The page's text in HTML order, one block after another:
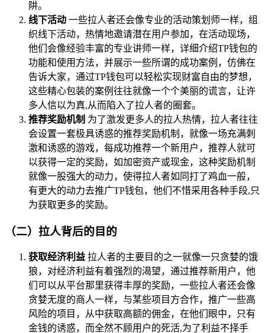
阱。
线下活动 一些拉人者还会像专业的活动策划师一样，组
织线下活动，热情地邀请潜在用户参加，在活动现场，
他们会像经验丰富的专业讲师一样，详细介绍TP钱包的
功能和使用方法，并展示一些所谓的成功案例，仿佛在
告诉大家，通过TP钱包可以轻松实现财富自由的梦想，
这些精心包装的案例往往就像一个个美丽的谎言，让许
多人信以为真,从而陷入了拉人者的圈套。
推荐奖励机制 为了激发更多人的拉人热情，拉人者往往
会设置一套极具诱惑的推荐奖励机制，就像一场充满刺
激和诱惑的游戏，每成功推荐一个新用户，推荐人就可
以获得一定的奖励，如加密资产或现金，这种奖励机制
就像一股强大的动力，使得拉人者如同打了鸡血一般，
有更大的动力去推广TP钱包，他们不惜采用各种手段,只
为获取更多的奖励。
（二）拉人背后的目的
获取经济利益 拉人者的主要目的之一就像一只贪婪的饿
狼，对经济利益有着强烈的渴望，通过推荐新用户，他
们可以从平台那里获得丰厚的奖励，一些拉人者还会像
贪婪无度的商人一样，与某些项目方合作，推广一些高
风险的项目，从中获取高额的佣金，在他们眼中，只有
金钱的诱惑，而全然不顾用户的死活,为了利益不择手